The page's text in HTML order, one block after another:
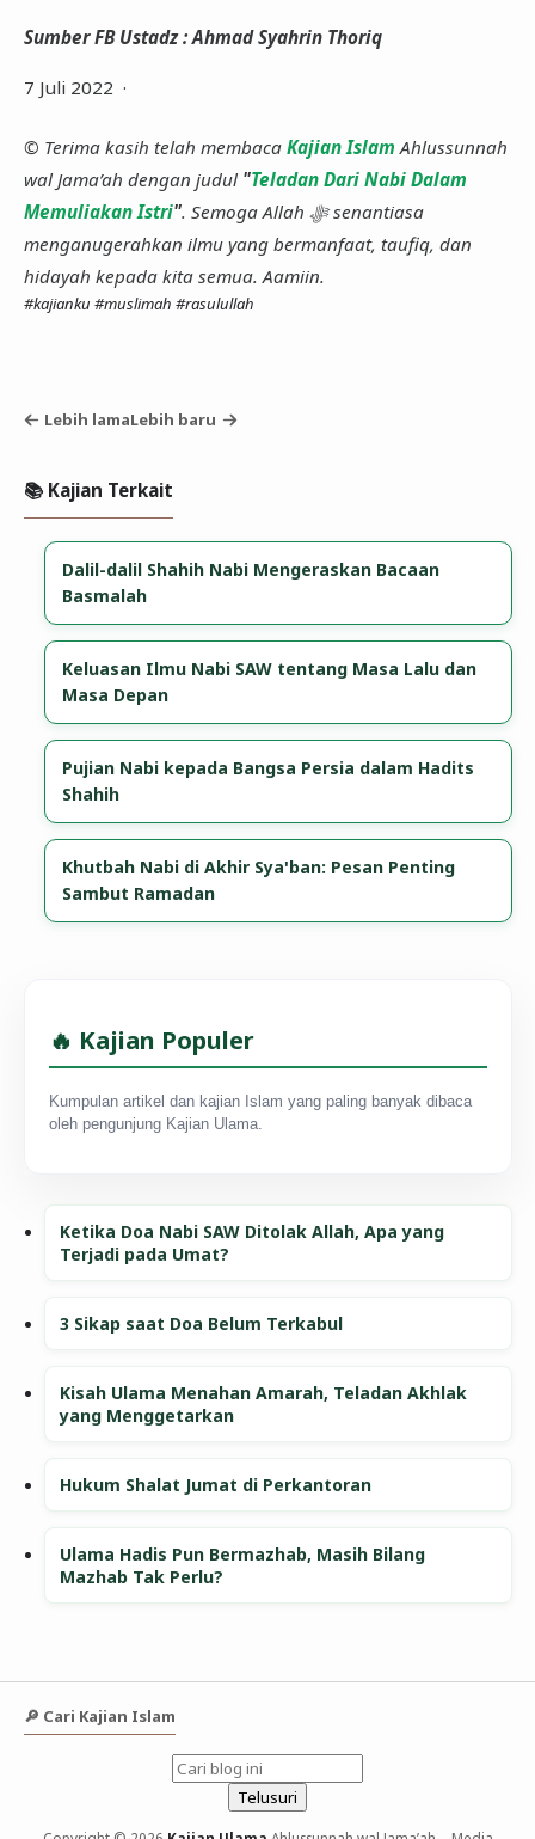
Sumber FB Ustadz : Ahmad Syahrin Thoriq
7 Juli 2022 ·
© Terima kasih telah membaca Kajian Islam Ahlussunnah
wal Jama’ah dengan judul "Teladan Dari Nabi Dalam
Memuliakan Istri". Semoga Allah ﷻ senantiasa
menganugerahkan ilmu yang bermanfaat, taufiq, dan
hidayah kepada kita semua. Aamiin.
#kajianku #muslimah #rasulullah
Lebih lamaLebih baru
📚 Kajian Terkait
Dalil-dalil Shahih Nabi Mengeraskan Bacaan
Basmalah
Keluasan Ilmu Nabi SAW tentang Masa Lalu dan
Masa Depan
Pujian Nabi kepada Bangsa Persia dalam Hadits
Shahih
Khutbah Nabi di Akhir Sya'ban: Pesan Penting
Sambut Ramadan
🔥 Kajian Populer
Kumpulan artikel dan kajian Islam yang paling banyak dibaca
oleh pengunjung Kajian Ulama.
Ketika Doa Nabi SAW Ditolak Allah, Apa yang
Terjadi pada Umat?
3 Sikap saat Doa Belum Terkabul
Kisah Ulama Menahan Amarah, Teladan Akhlak
yang Menggetarkan
Hukum Shalat Jumat di Perkantoran
Ulama Hadis Pun Bermazhab, Masih Bilang
Mazhab Tak Perlu?
🔎 Cari Kajian Islam